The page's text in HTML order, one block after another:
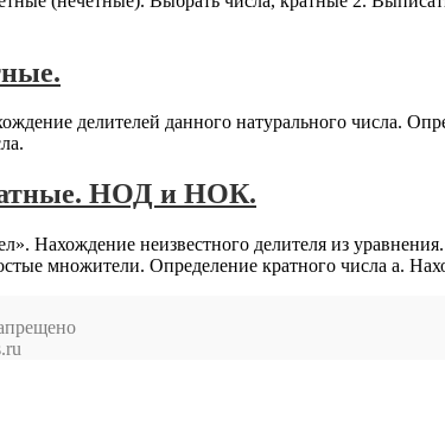
делителей данного натурального числа.
НОД и НОК.
Нахождение неизвестного делителя из
множители. Определение кратного числа а.